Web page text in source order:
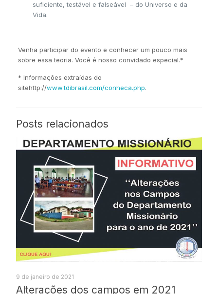
suficiente, testável e falseável – do Universo e da
Vida.
Venha participar do evento e conhecer um pouco mais
sobre essa teoria. Você é nosso convidado especial.*
* Informações extraídas do
sitehttp://www.tdibrasil.com/conheca.php.
Posts relacionados
9 de janeiro de 2021
Alterações dos campos em 2021